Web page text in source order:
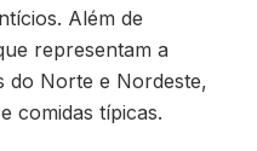
Além de
representam a
do Norte e Nordeste,
comidas típicas.